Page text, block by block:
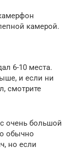
камерой.
6-10 места.
и если ни
смотрите
очень большой
обычно
но если